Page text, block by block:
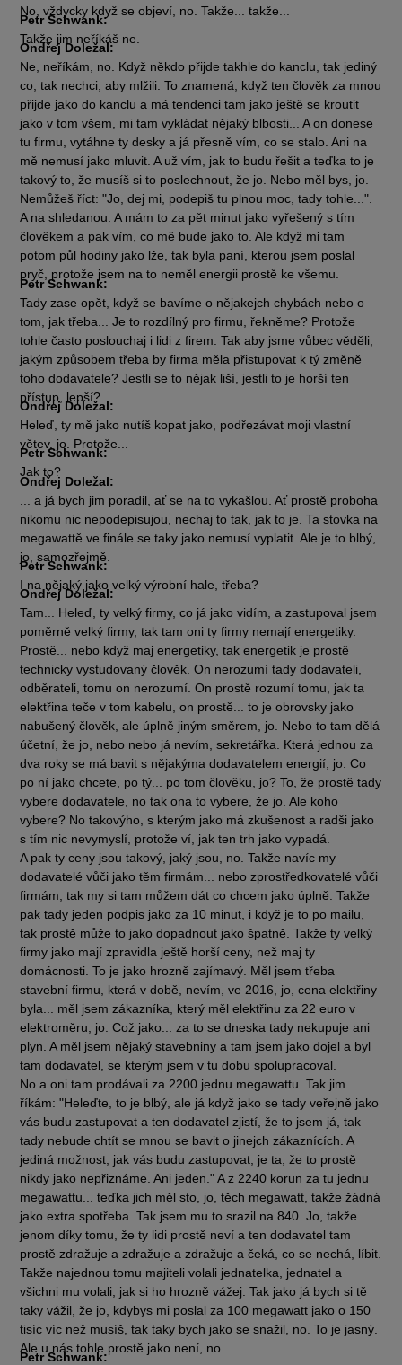
No, vždycky když se objeví, no. Takže... takže...
Petr Schwank:
Takže jim neříkáš ne.
Ondřej Doležal:
Ne, neříkám, no. Když někdo přijde takhle do kanclu, tak jediný
co, tak nechci, aby mlžili. To znamená, když ten člověk za mnou
přijde jako do kanclu a má tendenci tam jako ještě se kroutit
jako v tom všem, mi tam vykládat nějaký blbosti... A on donese
tu firmu, vytáhne ty desky a já přesně vím, co se stalo. Ani na
mě nemusí jako mluvit. A už vím, jak to budu řešit a teďka to je
takový to, že musíš si to poslechnout, že jo. Nebo měl bys, jo.
Nemůžeš říct: "Jo, dej mi, podepiš tu plnou moc, tady tohle...".
A na shledanou. A mám to za pět minut jako vyřešený s tím
člověkem a pak vím, co mě bude jako to. Ale když mi tam
potom půl hodiny jako lže, tak byla paní, kterou jsem poslal
pryč, protože jsem na to neměl energii prostě ke všemu.
Petr Schwank:
Tady zase opět, když se bavíme o nějakejch chybách nebo o
tom, jak třeba... Je to rozdílný pro firmu, řekněme? Protože
tohle často poslouchaj i lidi z firem. Tak aby jsme vůbec věděli,
jakým způsobem třeba by firma měla přistupovat k tý změně
toho dodavatele? Jestli se to nějak liší, jestli to je horší ten
přístup, lepší?
Ondřej Doležal:
Heleď, ty mě jako nutíš kopat jako, podřezávat moji vlastní
větev, jo. Protože...
Petr Schwank:
Jak to?
Ondřej Doležal:
... a já bych jim poradil, ať se na to vykašlou. Ať prostě proboha
nikomu nic nepodepisujou, nechaj to tak, jak to je. Ta stovka na
megawattě ve finále se taky jako nemusí vyplatit. Ale je to blbý,
jo, samozřejmě.
Petr Schwank:
I na nějaký jako velký výrobní hale, třeba?
Ondřej Doležal:
Tam... Heleď, ty velký firmy, co já jako vidím, a zastupoval jsem
poměrně velký firmy, tak tam oni ty firmy nemají energetiky.
Prostě... nebo když maj energetiky, tak energetik je prostě
technicky vystudovaný člověk. On nerozumí tady dodavateli,
odběrateli, tomu on nerozumí. On prostě rozumí tomu, jak ta
elektřina teče v tom kabelu, on prostě... to je obrovsky jako
nabušený člověk, ale úplně jiným směrem, jo. Nebo to tam dělá
účetní, že jo, nebo nebo já nevím, sekretářka. Která jednou za
dva roky se má bavit s nějakýma dodavatelem energií, jo. Co
po ní jako chcete, po tý... po tom člověku, jo? To, že prostě tady
vybere dodavatele, no tak ona to vybere, že jo. Ale koho
vybere? No takovýho, s kterým jako má zkušenost a radši jako
s tím nic nevymyslí, protože ví, jak ten trh jako vypadá.
A pak ty ceny jsou takový, jaký jsou, no. Takže navíc my
dodavatelé vůči jako těm firmám... nebo zprostředkovatelé vůči
firmám, tak my si tam můžem dát co chcem jako úplně. Takže
pak tady jeden podpis jako za 10 minut, i když je to po mailu,
tak prostě může to jako dopadnout jako špatně. Takže ty velký
firmy jako mají zpravidla ještě horší ceny, než maj ty
domácnosti. To je jako hrozně zajímavý. Měl jsem třeba
stavební firmu, která v době, nevím, ve 2016, jo, cena elektřiny
byla... měl jsem zákazníka, který měl elektřinu za 22 euro v
elektroměru, jo. Což jako... za to se dneska tady nekupuje ani
plyn. A měl jsem nějaký stavebniny a tam jsem jako dojel a byl
tam dodavatel, se kterým jsem v tu dobu spolupracoval.
No a oni tam prodávali za 2200 jednu megawattu. Tak jim
říkám: "Heleďte, to je blbý, ale já když jako se tady veřejně jako
vás budu zastupovat a ten dodavatel zjistí, že to jsem já, tak
tady nebude chtít se mnou se bavit o jinejch zákaznících. A
jediná možnost, jak vás budu zastupovat, je ta, že to prostě
nikdy jako nepřiznáme. Ani jeden." A z 2240 korun za tu jednu
megawattu... teďka jich měl sto, jo, těch megawatt, takže žádná
jako extra spotřeba. Tak jsem mu to srazil na 840. Jo, takže
jenom díky tomu, že ty lidi prostě neví a ten dodavatel tam
prostě zdražuje a zdražuje a zdražuje a čeká, co se nechá, líbit.
Takže najednou tomu majiteli volali jednatelka, jednatel a
všichni mu volali, jak si ho hrozně vážej. Tak jako já bych si tě
taky vážil, že jo, kdybys mi poslal za 100 megawatt jako o 150
tisíc víc než musíš, tak taky bych jako se snažil, no. To je jasný.
Ale u nás tohle prostě jako není, no.
Petr Schwank: